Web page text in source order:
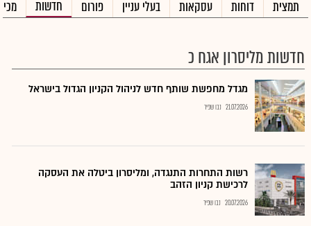
תמצית דוחות עסקאות בעלי עניין פורום חדשות
חדשות מליסרון אגח כ
מגדל מחפשת שותף חדש לניהול הקניון הגדול בישראל
21.07.2026 נבו שפיר
רשות התחרות התנגדה, ומליסרון ביטלה את העסקה
לרכישת קניון הזהב
20.07.2026 נבו שפיר